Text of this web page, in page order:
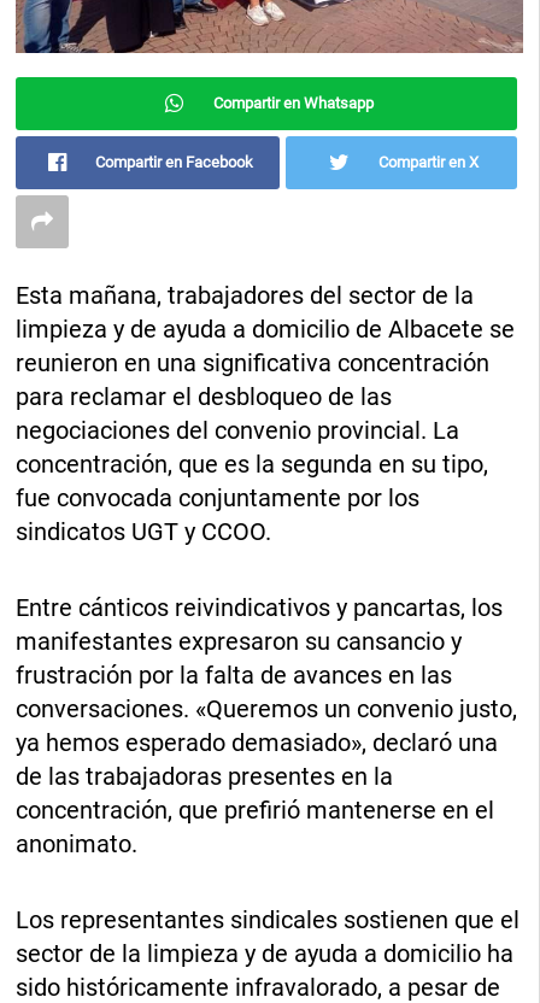
Compartir en Whatsapp
Compartir en Facebook Compartir en X
Esta mañana, trabajadores del sector de la
limpieza y de ayuda a domicilio de Albacete se
reunieron en una significativa concentración
para reclamar el desbloqueo de las
negociaciones del convenio provincial. La
concentración, que es la segunda en su tipo,
fue convocada conjuntamente por los
sindicatos UGT y CCOO.
Entre cánticos reivindicativos y pancartas, los
manifestantes expresaron su cansancio y
frustración por la falta de avances en las
conversaciones. «Queremos un convenio justo,
ya hemos esperado demasiado», declaró una
de las trabajadoras presentes en la
concentración, que prefirió mantenerse en el
anonimato.
Los representantes sindicales sostienen que el
sector de la limpieza y de ayuda a domicilio ha
sido históricamente infravalorado, a pesar de